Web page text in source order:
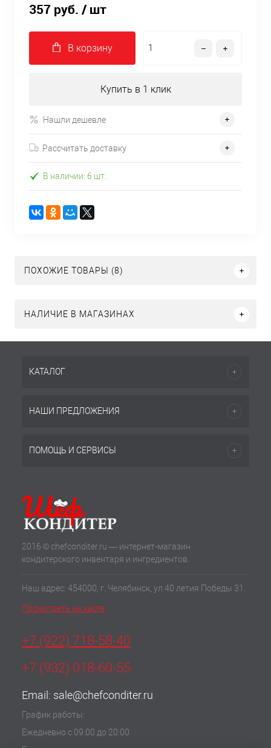
357 руб. / шт
В корзину
Купить в 1 клик
Нашли дешевле
Рассчитать доставку
В наличии: 6 шт.
ПОХОЖИЕ ТОВАРЫ (8)
НАЛИЧИЕ В МАГАЗИНАХ
КАТАЛОГ
НАШИ ПРЕДЛОЖЕНИЯ
ПОМОЩЬ И СЕРВИСЫ
2016 © chefconditer.ru — интернет-магазин
кондитерского инвентаря и ингредиентов.
Наш адрес: 454000, г. Челябинск, ул.40 летия Победы 31.
Посмотреть на карте
+7 (922) 718-58-40
+7 (932) 018-60-55
Email: sale@chefconditer.ru
График работы:
Ежедневно с 09:00 до 20:00